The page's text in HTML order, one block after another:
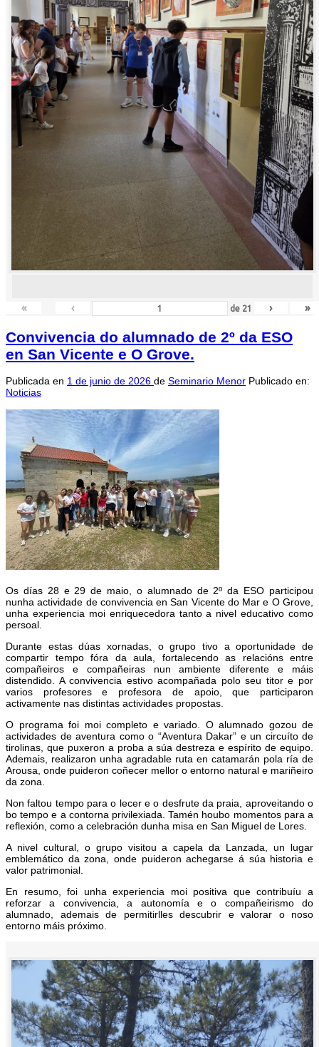
« ‹ de 21 › »
Convivencia do alumnado de 2º da ESO
en San Vicente e O Grove.
Publicada en 1 de junio de 2026 de Seminario Menor Publicado en:
Noticias
Os días 28 e 29 de maio, o alumnado de 2º da ESO participou
nunha actividade de convivencia en San Vicente do Mar e O Grove,
unha experiencia moi enriquecedora tanto a nivel educativo como
persoal.
Durante estas dúas xornadas, o grupo tivo a oportunidade de
compartir tempo fóra da aula, fortalecendo as relacións entre
compañeiros e compañeiras nun ambiente diferente e máis
distendido. A convivencia estivo acompañada polo seu titor e por
varios profesores e profesora de apoio, que participaron
activamente nas distintas actividades propostas.
O programa foi moi completo e variado. O alumnado gozou de
actividades de aventura como o “Aventura Dakar” e un circuíto de
tirolinas, que puxeron a proba a súa destreza e espírito de equipo.
Ademais, realizaron unha agradable ruta en catamarán pola ría de
Arousa, onde puideron coñecer mellor o entorno natural e mariñeiro
da zona.
Non faltou tempo para o lecer e o desfrute da praia, aproveitando o
bo tempo e a contorna privilexiada. Tamén houbo momentos para a
reflexión, como a celebración dunha misa en San Miguel de Lores.
A nivel cultural, o grupo visitou a capela da Lanzada, un lugar
emblemático da zona, onde puideron achegarse á súa historia e
valor patrimonial.
En resumo, foi unha experiencia moi positiva que contribuíu a
reforzar a convivencia, a autonomía e o compañeirismo do
alumnado, ademais de permitirlles descubrir e valorar o noso
entorno máis próximo.